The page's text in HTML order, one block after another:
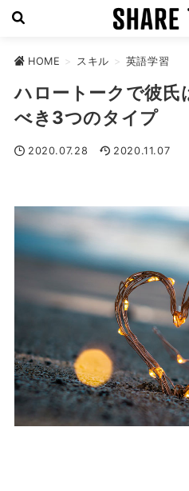
HOME > スキル > 英語学習
ハロートークで彼氏
べき3つのタイプ
2020.07.28 2020.11.07